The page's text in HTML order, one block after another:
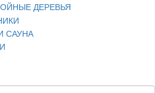
ДЕРЕВЬЯ
САУНА